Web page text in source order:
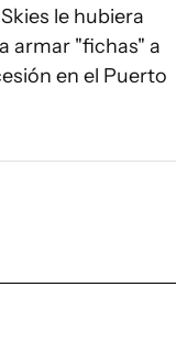
le hubiera
armar "fichas" a
en el Puerto